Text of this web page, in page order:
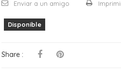
Enviar a un amigo
Disponible
Share :